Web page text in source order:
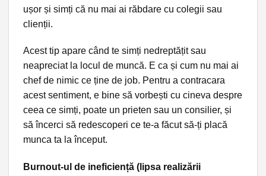
ușor și simți că nu mai ai răbdare cu colegii sau
clienții.
Acest tip apare când te simți nedreptățit sau
neapreciat la locul de muncă. E ca și cum nu mai ai
chef de nimic ce ține de job. Pentru a contracara
acest sentiment, e bine să vorbești cu cineva despre
ceea ce simți, poate un prieten sau un consilier, și
să încerci să redescoperi ce te-a făcut să-ți placă
munca ta la început.
Burnout-ul de ineficiență (lipsa realizării